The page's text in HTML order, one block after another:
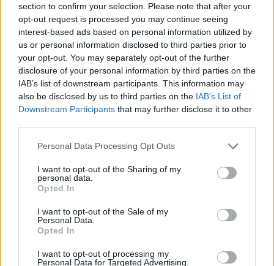
section to confirm your selection. Please note that after your
opt-out request is processed you may continue seeing
interest-based ads based on personal information utilized by
us or personal information disclosed to third parties prior to
your opt-out. You may separately opt-out of the further
disclosure of your personal information by third parties on the
IAB’s list of downstream participants. This information may
also be disclosed by us to third parties on the IAB’s List of
Downstream Participants that may further disclose it to other
Personal Data Processing Opt Outs
I want to opt-out of the Sharing of my
personal data.
Opted In
I want to opt-out of the Sale of my
Personal Data.
Opted In
I want to opt-out of processing my
Personal Data for Targeted Advertising.
Esim for Global
Esim for USA| Esim for Italy| Esim for Spain|Esim